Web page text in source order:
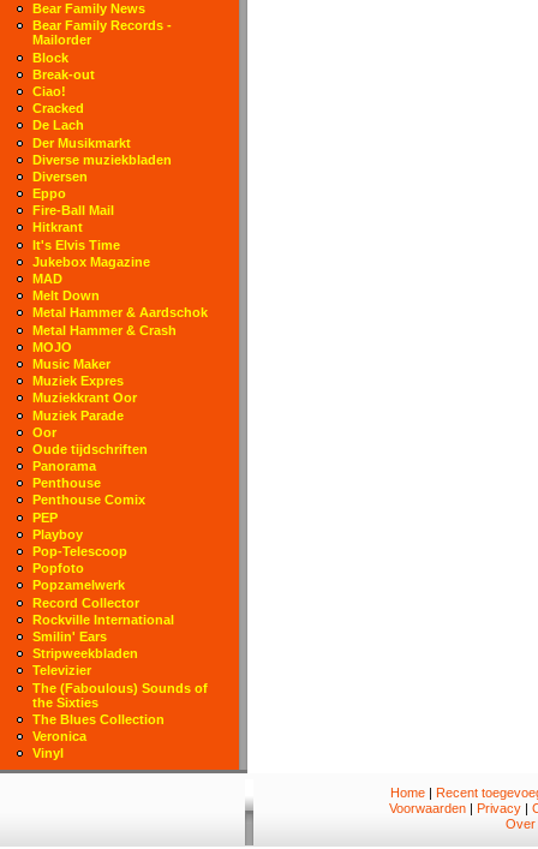
Bear Family News
Bear Family Records -
Mailorder
Block
Break-out
Ciao!
Cracked
De Lach
Der Musikmarkt
Diverse muziekbladen
Diversen
Eppo
Fire-Ball Mail
Hitkrant
It's Elvis Time
Jukebox Magazine
MAD
Melt Down
Metal Hammer & Aardschok
Metal Hammer & Crash
MOJO
Music Maker
Muziek Expres
Muziekkrant Oor
Muziek Parade
Oor
Oude tijdschriften
Panorama
Penthouse
Penthouse Comix
PEP
Playboy
Pop-Telescoop
Popfoto
Popzamelwerk
Record Collector
Rockville International
Smilin' Ears
Stripweekbladen
Televizier
The (Faboulous) Sounds of
the Sixties
The Blues Collection
Veronica
Vinyl
Home| Recent
Voorwaarden | Privacy |
Over